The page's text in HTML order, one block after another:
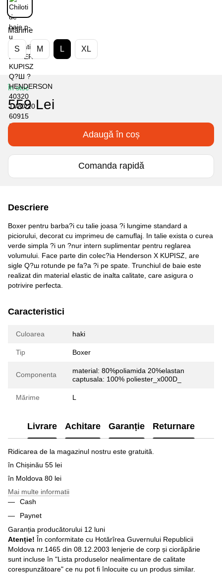
Mărime
S M L XL
În stoc
559 Lei
Adaugă în coș
Comanda rapidă
Descriere
Boxer pentru barba?i cu talie joasa ?i lungime standard a
piciorului, decorat cu imprimeu de camuflaj. In talie exista o curea
verde simpla ?i un ?nur intern suplimentar pentru reglarea
volumului. Face parte din colec?ia Henderson X KUPISZ, are
sigle Q?ш rotunde pe fa?a ?i pe spate. Trunchiul de baie este
realizat din material elastic de inalta calitate, care asigura o
potrivire perfecta.
Caracteristici
Culoarea haki
Tip Boxer
Componenta
material: 80%poliamida 20%elastan
captusala: 100% poliester_x000D_
Mărime L
Livrare Achitare Garanție Returnare
Ridicarea de la magazinul nostru este gratuită.
în Chișinău 55 lei
în Moldova 80 lei
Mai multe informatii
Cash
Paynet
Garanția producătorului 12 luni
Atenție! În conformitate cu Hotărîrea Guvernului Republicii
Moldova nr.1465 din 08.12.2003 lenjerie de corp și ciorăpărie
sunt incluse în "Lista produselor nealimentare de calitate
corespunzătoare" ce nu pot fi înlocuite cu un produs similar.